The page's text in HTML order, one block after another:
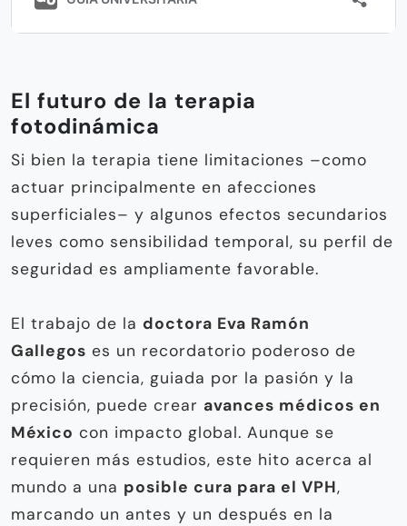
El futuro de la terapia
fotodinámica
Si bien la terapia tiene limitaciones –como
actuar principalmente en afecciones
superficiales– y algunos efectos secundarios
leves como sensibilidad temporal, su perfil de
seguridad es ampliamente favorable.
El trabajo de la doctora Eva Ramón
Gallegos es un recordatorio poderoso de
cómo la ciencia, guiada por la pasión y la
precisión, puede crear avances médicos en
México con impacto global. Aunque se
requieren más estudios, este hito acerca al
mundo a una posible cura para el VPH,
marcando un antes y un después en la